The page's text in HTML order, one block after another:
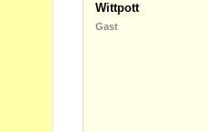
Wittpott
Gast